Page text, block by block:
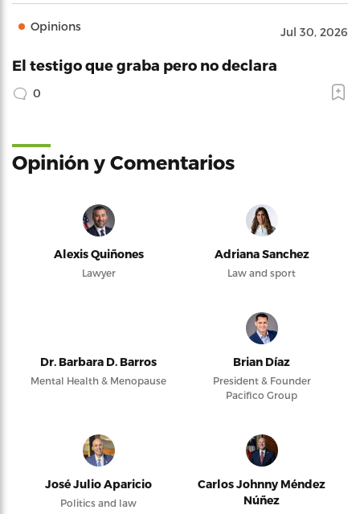
Opinions Jul 30, 2026
El testigo que graba pero no declara
0
Opinión y Comentarios
Alexis Quiñones
Lawyer
Adriana Sanchez
Law and sport
Dr. Barbara D. Barros
Mental Health & Menopause
Brian Díaz
President & Founder
Pacifico Group
José Julio Aparicio
Politics and law
Carlos Johnny Méndez
Núñez